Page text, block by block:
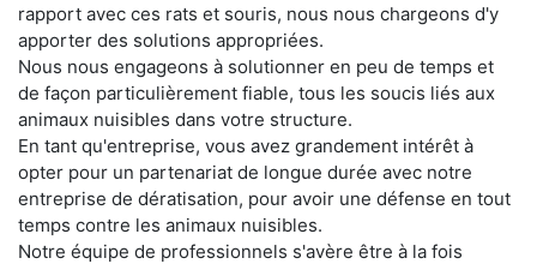
rapport avec ces rats et souris, nous nous chargeons d'y
apporter des solutions appropriées.
Nous nous engageons à solutionner en peu de temps et
de façon particulièrement fiable, tous les soucis liés aux
animaux nuisibles dans votre structure.
En tant qu'entreprise, vous avez grandement intérêt à
opter pour un partenariat de longue durée avec notre
entreprise de dératisation, pour avoir une défense en tout
temps contre les animaux nuisibles.
Notre équipe de professionnels s'avère être à la fois